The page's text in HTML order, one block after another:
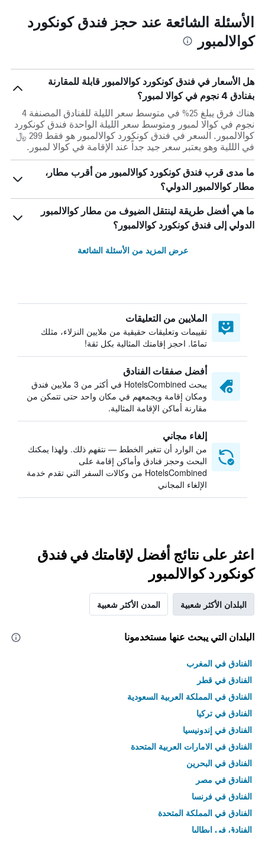
الأسئلة الشائعة عند حجز فندق كونكورد
كوالالمبور
هل الأسعار في فندق كونكورد كوالالمبور قابلة للمقارنة
بفنادق 4 نجوم في كوالا لمبور؟
هناك فرق يبلغ 25% في متوسط ​​سعر الليلة للفنادق المصنفة 4
نجوم في كوالا لمبور ومتوسط ​​سعر الليلة الواحدة فندق كونكورد
كوالالمبور. السعر في فندق كونكورد كوالالمبور هو فقط 299 ﷼
في الللية وهو يعتبر سعر جيد جداً عند الإقامة في كوالا لمبور.
ما مدى قرب فندق كونكورد كوالالمبور من أقرب مطار،
مطار كوالالمبور الدولي؟
ما هي أفضل طريقة لينتقل الضيوف من مطار كوالالمبور
الدولي إلى فندق كونكورد كوالالمبور؟
عرض المزيد من الأسئلة الشائعة
الملايين من التعليقات
تقييمات وتعليقات حقيقية من ملايين النزلاء، مثلك
تمامًا. احجز إقامتك المثالية بكل ثقة!
أفضل صفقات الفنادق
يبحث HotelsCombined في أكثر من 3 ملايين فندق
ومكان إقامة ويجمعهم في مكان واحد حتى تتمكن من
مقارنة أماكن الإقامة المثالية.
إلغاء مجاني
من الوارد أن تتغير الخطط — نتفهم ذلك. ولهذا يمكنك
البحث وحجز فنادق وأماكن إقامة على
HotelsCombined من وكالات السفر التي تقدم خدمة
الإلغاء المجاني
اعثر على نتائج أفضل لإقامتك في فندق
كونكورد كوالالمبور
البلدان الأكثر شعبية المدن الأكثر شعبية
البلدان التي يبحث عنها مستخدمونا
الفنادق في المغرب
الفنادق في قطر
الفنادق في المملكة العربية السعودية
الفنادق في تركيا
الفنادق في إندونيسيا
الفنادق في الامارات العربية المتحدة
الفنادق في البحرين
الفنادق في مصر
الفنادق في فرنسا
الفنادق في المملكة المتحدة
الفنادق في إيطاليا